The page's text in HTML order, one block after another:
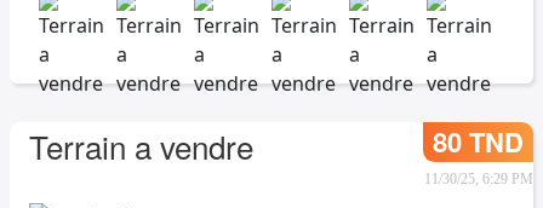
Terrain a vendre 80 TND
11/30/25, 6:29 PM